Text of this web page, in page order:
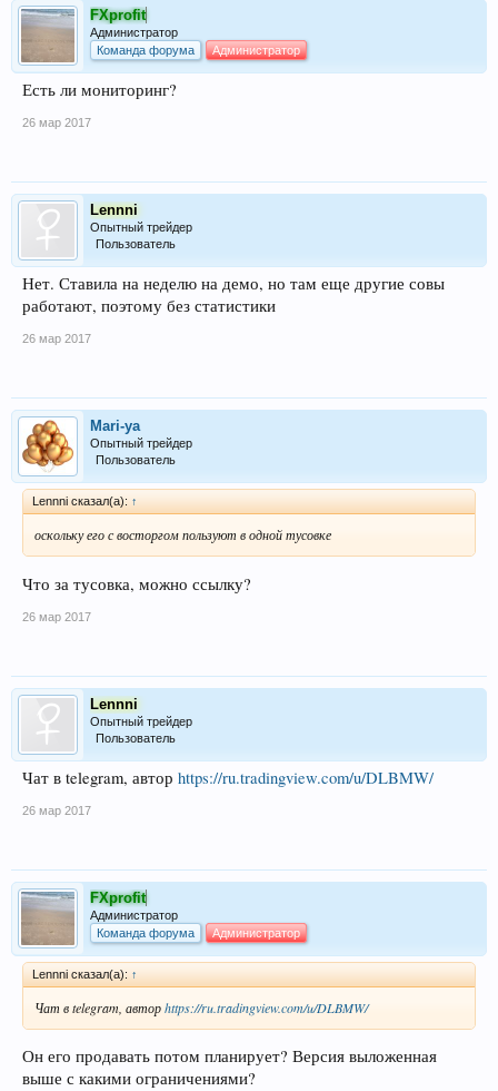
FXprofit
Администратор
Команда форума
Администратор
Есть ли мониторинг?
26 мар 2017
Lennni
Опытный трейдер
Пользователь
Нет. Ставила на неделю на демо, но там еще другие совы
работают, поэтому без статистики
26 мар 2017
Mari-ya
Опытный трейдер
Пользователь
Lennni сказал(а): ↑
оскольку его с восторгом пользуют в одной тусовке
Что за тусовка, можно ссылку?
26 мар 2017
Lennni
Опытный трейдер
Пользователь
Чат в telegram, автор https://ru.tradingview.com/u/DLBMW/
26 мар 2017
FXprofit
Администратор
Команда форума
Администратор
Lennni сказал(а): ↑
Чат в telegram, авторhttps://ru.tradingview.com/u/DLBMW/
Он его продавать потом планирует? Версия выложенная
выше с какими ограничениями?